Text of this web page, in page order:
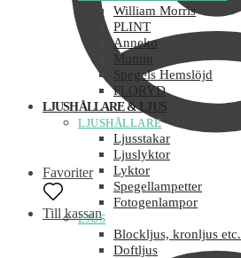
Favoriter
Till kassan
William Morris
PLINT
Anneko
Mumin
Spegels Hemslöjd
FLORYD
LJUSHÅLLARE & LJUS
LJUSHÅLLARE
Ljusstakar
Ljuslyktor
Lyktor
Spegellampetter
Fotogenlampor
LJUS
Blockljus, kronljus etc.
Doftljus